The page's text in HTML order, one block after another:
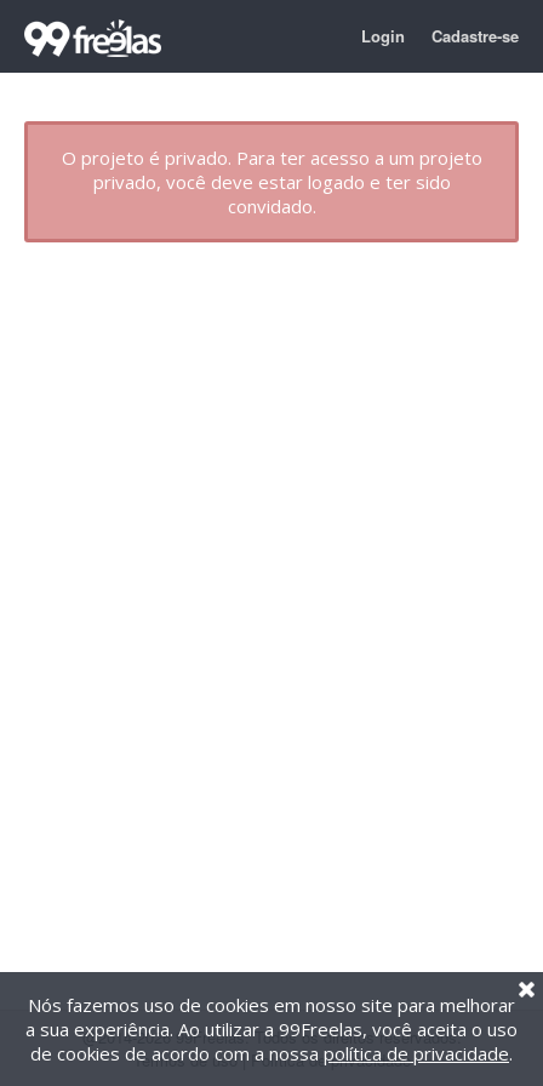
Login Cadastre-se
O projeto é privado. Para ter acesso a um projeto
privado, você deve estar logado e ter sido
convidado.
@2014-2026 99Freelas. Todos os direitos reservados.
Termos de uso| Política de privacidade
Nós fazemos uso de cookies em nosso site para melhorar
a sua experiência. Ao utilizar a 99Freelas, você aceita o uso
de cookies de acordo com a nossa política de privacidade.